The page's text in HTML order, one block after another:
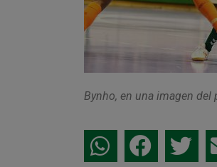
Bynho, en una imagen del